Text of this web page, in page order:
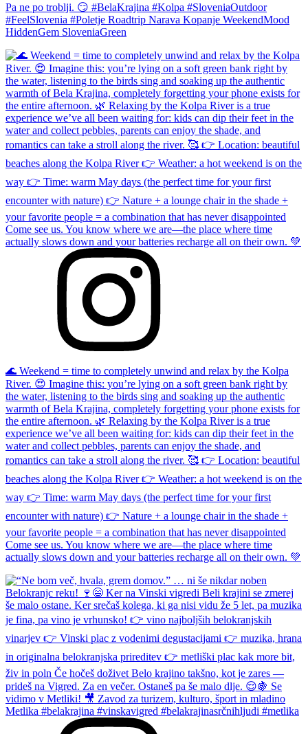
Pa ne po troblji. 😏 #BelaKrajina #Kolpa #SloveniaOutdoor
#FeelSlovenia #Poletje Roadtrip Narava Kopanje WeekendMood
HiddenGem SloveniaGreen
🌊 Weekend = time to completely unwind and relax by the Kolpa
River. 😍 Imagine this: you’re lying on a soft green bank right by
the water, listening to the birds sing and soaking up the authentic
warmth of Bela Krajina, completely forgetting your phone exists for
the entire afternoon. 🌿 Relaxing by the Kolpa River is a true
experience we’ve all been waiting for: kids can dip their feet in the
water and collect pebbles, parents can enjoy the shade, and
romantics can take a stroll along the river. 🥰 👉 Location: beautiful
beaches along the Kolpa River 👉 Weather: a hot weekend is on the
way 👉 Time: warm May days (the perfect time for your first
encounter with nature) 👉 Nature + a lounge chair in the shade +
your favorite people = a combination that has never disappointed
Come see us. You know where we are—the place where time
actually slows down and your batteries recharge all on their own. 💚